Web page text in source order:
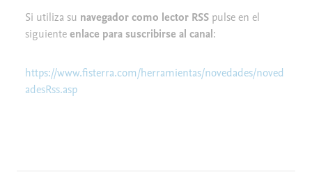
Si utiliza su navegador como lector RSS pulse en el
siguienteenlace para suscribirse al canal:
https://www.fisterra.com/herramientas/novedades/noved
adesRss.asp